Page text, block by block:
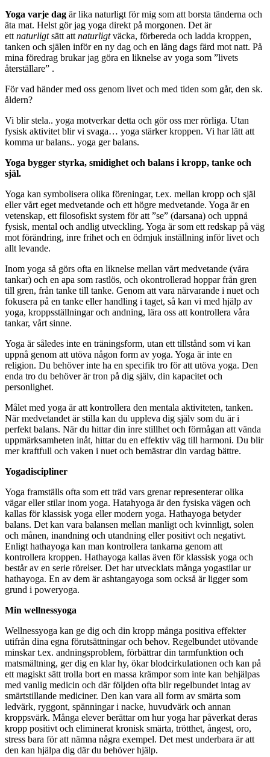
Yoga varje dag är lika naturligt för mig som att borsta tänderna och
äta mat. Helst gör jag yoga direkt på morgonen. Det är
ett naturligtsätt att naturligtväcka, förbereda och ladda kroppen,
tanken och själen inför en ny dag och en lång dags färd mot natt. På
mina föredrag brukar jag göra en liknelse av yoga som ”livets
återställare” .
För vad händer med oss genom livet och med tiden som går, den sk.
åldern?
Vi blir stela.. yoga motverkar detta och gör oss mer rörliga. Utan
fysisk aktivitet blir vi svaga… yoga stärker kroppen. Vi har lätt att
komma ur balans.. yoga ger balans.
Yoga bygger styrka, smidighet och balans i kropp, tanke och
själ.
Yoga kan symbolisera olika föreningar, t.ex. mellan kropp och själ
eller vårt eget medvetande och ett högre medvetande. Yoga är en
vetenskap, ett filosofiskt system för att ”se” (darsana) och uppnå
fysisk, mental och andlig utveckling. Yoga är som ett redskap på väg
mot förändring, inre frihet och en ödmjuk inställning inför livet och
allt levande.
Inom yoga så görs ofta en liknelse mellan vårt medvetande (våra
tankar) och en apa som rastlös, och okontrollerad hoppar från gren
till gren, från tanke till tanke. Genom att vara närvarande i nuet och
fokusera på en tanke eller handling i taget, så kan vi med hjälp av
yoga, kroppsställningar och andning, lära oss att kontrollera våra
tankar, vårt sinne.
Yoga är således inte en träningsform, utan ett tillstånd som vi kan
uppnå genom att utöva någon form av yoga. Yoga är inte en
religion. Du behöver inte ha en specifik tro för att utöva yoga. Den
enda tro du behöver är tron på dig själv, din kapacitet och
personlighet.
Målet med yoga är att kontrollera den mentala aktiviteten, tanken.
När medvetandet är stilla kan du uppleva dig själv som du är i
perfekt balans. När du hittar din inre stillhet och förmågan att vända
uppmärksamheten inåt, hittar du en effektiv väg till harmoni. Du blir
mer kraftfull och vaken i nuet och bemästrar din vardag bättre.
Yogadiscipliner
Yoga framställs ofta som ett träd vars grenar representerar olika
vägar eller stilar inom yoga. Hatahyoga är den fysiska vägen och
kallas för klassisk yoga eller modern yoga. Hathayoga betyder
balans. Det kan vara balansen mellan manligt och kvinnligt, solen
och månen, inandning och utandning eller positivt och negativt.
Enligt hathayoga kan man kontrollera tankarna genom att
kontrollera kroppen. Hathayoga kallas även för klassisk yoga och
består av en serie rörelser. Det har utvecklats många yogastilar ur
hathayoga. En av dem är ashtangayoga som också är ligger som
grund i poweryoga.
Min wellnessyoga
Wellnessyoga kan ge dig och din kropp många positiva effekter
utifrån dina egna förutsättningar och behov. Regelbundet utövande
minskar t.ex. andningsproblem, förbättrar din tarmfunktion och
matsmältning, ger dig en klar hy, ökar blodcirkulationen och kan på
ett magiskt sätt trolla bort en massa krämpor som inte kan behjälpas
med vanlig medicin och där följden ofta blir regelbundet intag av
smärtstillande mediciner. Den kan vara all form av smärta som
ledvärk, ryggont, spänningar i nacke, huvudvärk och annan
kroppsvärk. Många elever berättar om hur yoga har påverkat deras
kropp positivt och eliminerat kronisk smärta, trötthet, ångest, oro,
stress bara för att nämna några exempel. Det mest underbara är att
den kan hjälpa dig där du behöver hjälp.